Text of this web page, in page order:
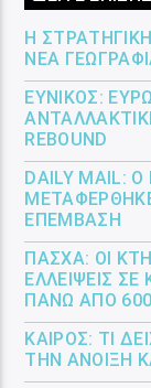
Η
ΝΈΑ
ΕΎΝΙΚΟΣ:
REBOUND
DAILY MAIL:
ΕΠΈΜΒΑΣΗ
ΠΆΣΧΑ: ΟΙ
ΕΛΛΕΊΨΕΙΣ
ΠΆΝΩ ΑΠΌ
ΚΑΙΡΌΣ: ΤΙ
ΤΗΝ ΆΝΟΙΞΗ